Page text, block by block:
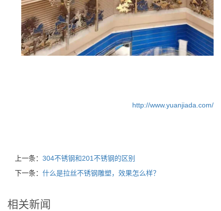
http://www.yuanjiada.com/
上一条： 304不锈钢和201不锈钢的区别
下一条： 什么是拉丝不锈钢雕塑，效果怎么样？
相关新闻